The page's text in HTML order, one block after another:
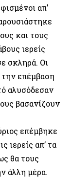
απ’
και τους
ιερείς
σκληρά. Οι
επέμβαση
αλυσόδεσαν
βασανίζουν
επέμβηκε
ιερείς απ’ τα
θα τους
άλλη μέρα.